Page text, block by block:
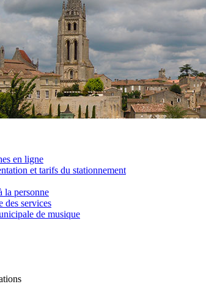
en ligne
et tarifs du stationnement
la personne
des services
de musique